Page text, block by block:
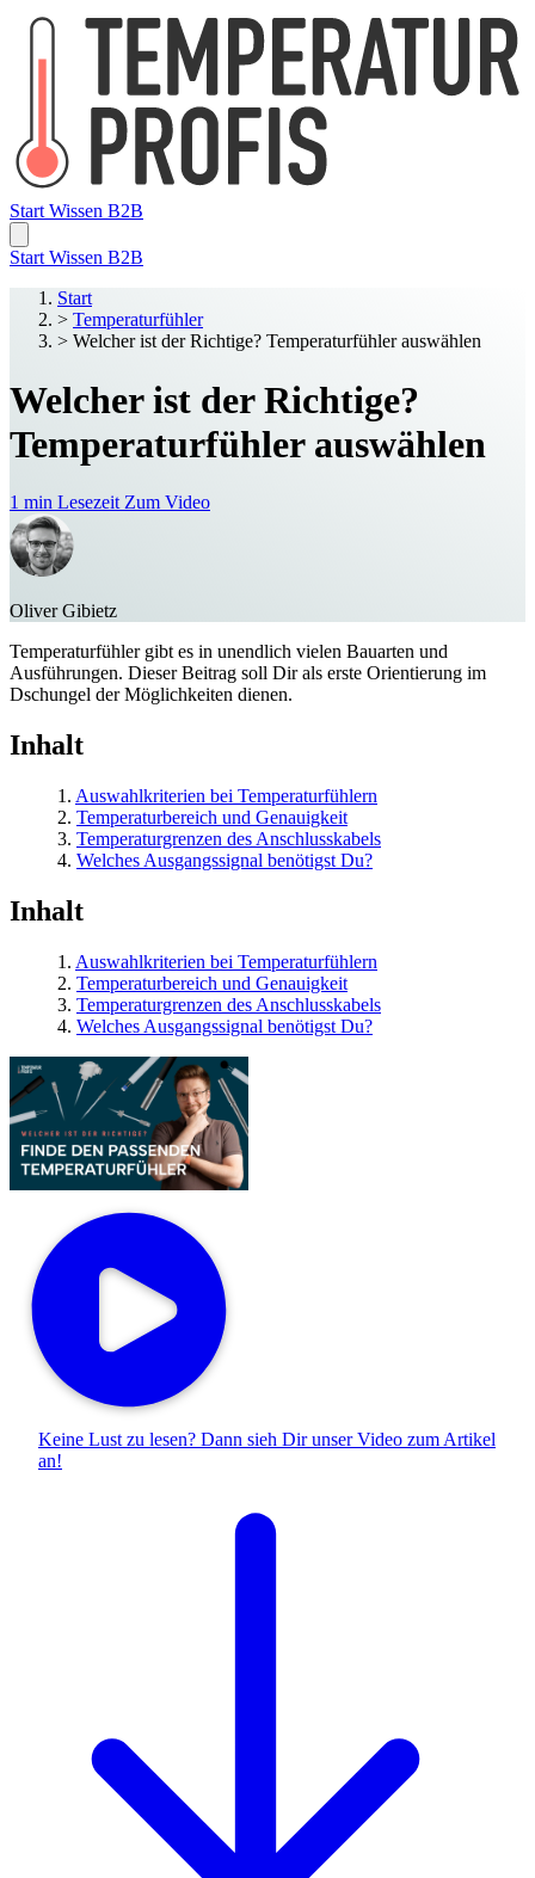
Start Wissen B2B
Start Wissen B2B
Start
> Temperaturfühler
> Welcher ist der Richtige? Temperaturfühler auswählen
Welcher ist der Richtige?
Temperaturfühler auswählen
1 min Lesezeit Zum Video
Oliver Gibietz
Temperaturfühler gibt es in unendlich vielen Bauarten und
Ausführungen. Dieser Beitrag soll Dir als erste Orientierung im
Dschungel der Möglichkeiten dienen.
Inhalt
1. Auswahlkriterien bei Temperaturfühlern
2. Temperaturbereich und Genauigkeit
3. Temperaturgrenzen des Anschlusskabels
4. Welches Ausgangssignal benötigst Du?
Inhalt
1. Auswahlkriterien bei Temperaturfühlern
2. Temperaturbereich und Genauigkeit
3. Temperaturgrenzen des Anschlusskabels
4. Welches Ausgangssignal benötigst Du?
Keine Lust zu lesen? Dann sieh Dir unserVideo zum Artikel
an!